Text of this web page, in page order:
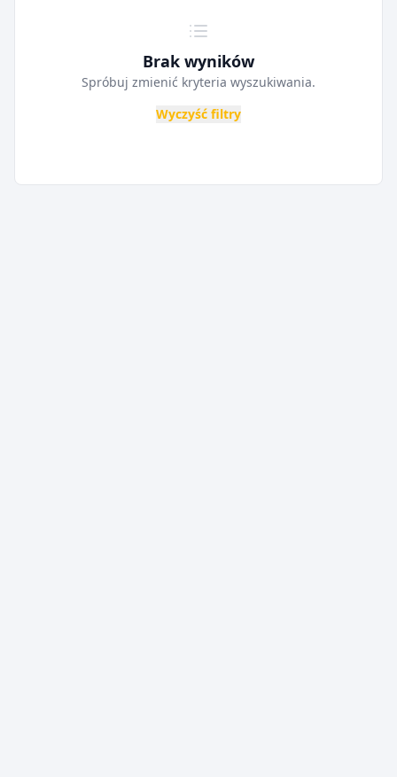
Brak wyników
Spróbuj zmienić kryteria wyszukiwania.
Wyczyść filtry